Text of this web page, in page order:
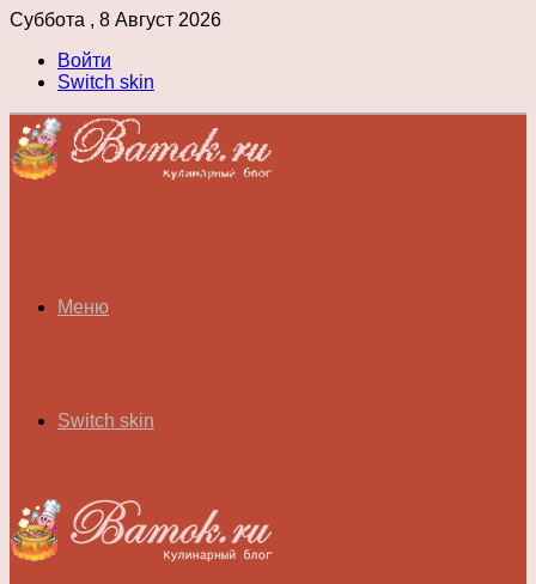
Суббота , 8 Август 2026
Войти
Switch skin
Меню
Switch skin